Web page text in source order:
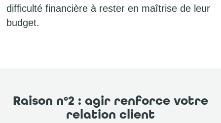
difficulté financière à rester en maîtrise de leur
budget.
Raison n°2 : agir renforce votre
relation client